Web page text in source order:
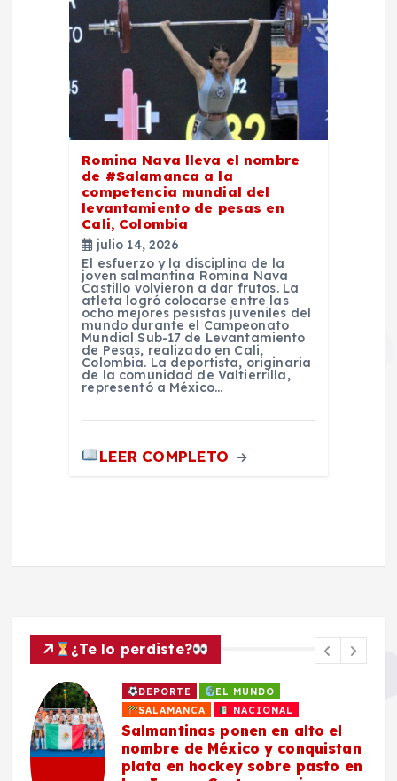
Romina Nava lleva el nombre
de #Salamanca a la
competencia mundial del
levantamiento de pesas en
Cali, Colombia
julio 14, 2026
El esfuerzo y la disciplina de la
joven salmantina Romina Nava
Castillo volvieron a dar frutos. La
atleta logró colocarse entre las
ocho mejores pesistas juveniles del
mundo durante el Campeonato
Mundial Sub-17 de Levantamiento
de Pesas, realizado en Cali,
Colombia. La deportista, originaria
de la comunidad de Valtierrilla,
representó a México…
LEER COMPLETO
¿Te lo perdiste?
DEPORTE
EL MUNDO
SALAMANCA
NACIONAL
Salmantinas ponen en alto el
nombre de México y conquistan
plata en hockey sobre pasto en